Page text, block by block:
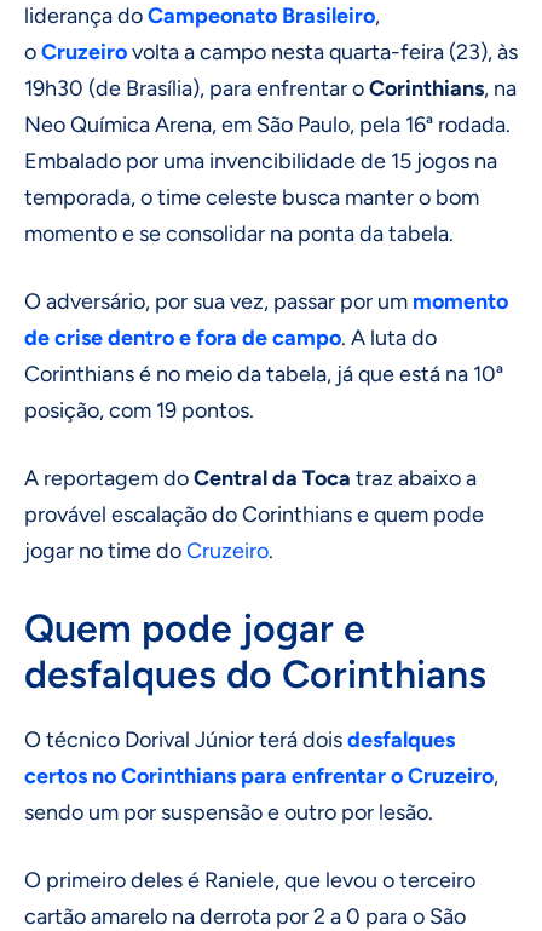
liderança doCampeonato Brasileiro,
oCruzeirovolta a campo nesta quarta-feira (23), às
19h30 (de Brasília), para enfrentar oCorinthians, na
Neo Química Arena, em São Paulo, pela 16ª rodada.
Embalado por uma invencibilidade de 15 jogos na
temporada, o time celeste busca manter o bom
momento e se consolidar na ponta da tabela.
O adversário, por sua vez, passar por um momento
de crise dentro e fora de campo. A luta do
Corinthians é no meio da tabela, já que está na 10ª
posição, com 19 pontos.
A reportagem doCentral da Toca traz abaixo a
provável escalação do Corinthians e quem pode
jogar no time doCruzeiro.
Quem pode jogar e
desfalques do Corinthians
O técnico Dorival Júnior terá doisdesfalques
certos no Corinthians para enfrentar o Cruzeiro,
sendo um por suspensão e outro por lesão.
O primeiro deles é Raniele, que levou o terceiro
cartão amarelo na derrota por 2 a 0 para o São